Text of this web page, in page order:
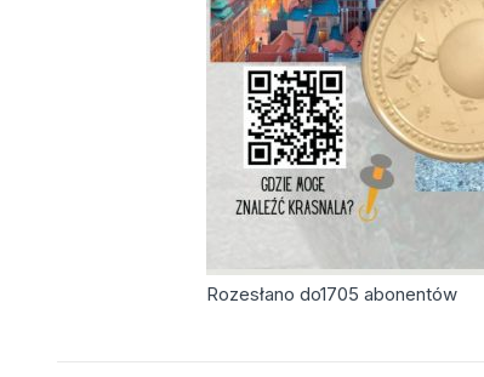
Rozesłano do1705 abonentów